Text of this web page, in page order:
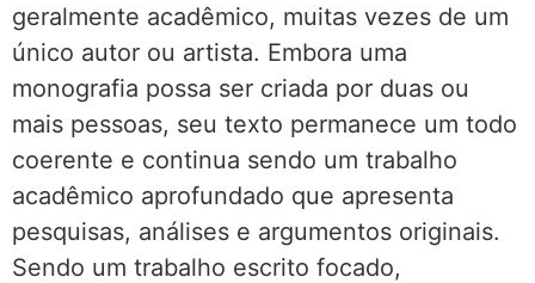
geralmente acadêmico, muitas vezes de um
único autor ou artista. Embora uma
monografia possa ser criada por duas ou
mais pessoas, seu texto permanece um todo
coerente e continua sendo um trabalho
acadêmico aprofundado que apresenta
pesquisas, análises e argumentos originais.
Sendo um trabalho escrito focado,